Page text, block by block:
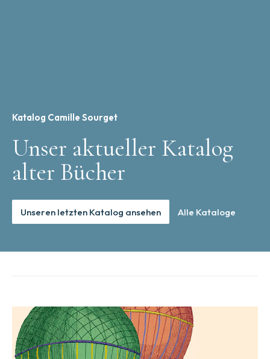
Katalog Camille Sourget
Unser aktueller Katalog
alter Bücher
Unseren letzten Katalog ansehen Alle Kataloge